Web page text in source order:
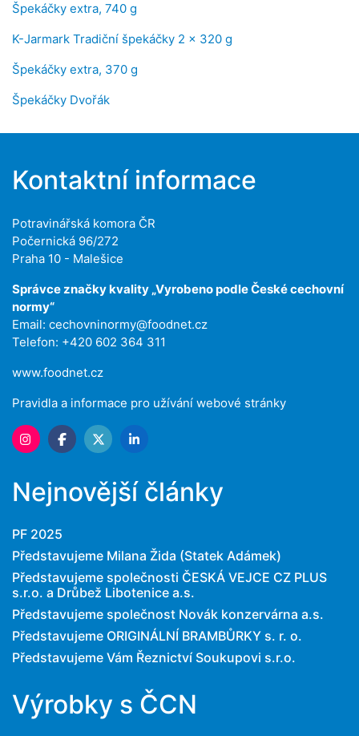
Špekáčky extra, 740 g
K-Jarmark Tradiční špekáčky 2 x 320 g
Špekáčky extra, 370 g
Špekáčky Dvořák
Kontaktní informace
Potravinářská komora ČR
Počernická 96/272
Praha 10 - Malešice
Správce značky kvality „Vyrobeno podle České cechovní
normy“
Email: cechovninormy@foodnet.cz
Telefon: +420 602 364 311
www.foodnet.cz
Pravidla a informace pro užívání webové stránky
Nejnovější články
PF 2025
Představujeme Milana Žida (Statek Adámek)
Představujeme společnosti ČESKÁ VEJCE CZ PLUS
s.r.o. a Drůbež Libotenice a.s.
Představujeme společnost Novák konzervárna a.s.
Představujeme ORIGINÁLNÍ BRAMBŮRKY s. r. o.
Představujeme Vám Řeznictví Soukupovi s.r.o.
Výrobky s ČCN